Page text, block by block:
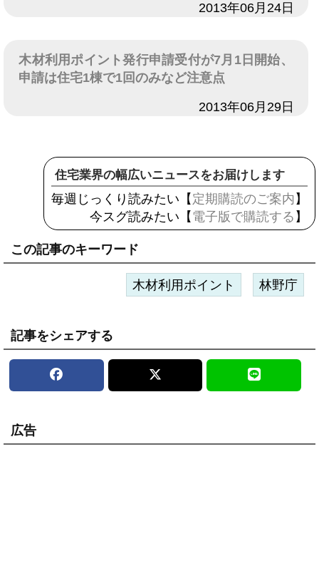
2013年06月24日
木材利用ポイント発行申請受付が7月1日開始、
申請は住宅1棟で1回のみなど注意点
2013年06月29日
住宅業界の幅広いニュースをお届けします
毎週じっくり読みたい【 定期購読のご案内 】
今スグ読みたい【 電子版で購読する 】
この記事のキーワード
木材利用ポイント 林野庁
記事をシェアする
広告